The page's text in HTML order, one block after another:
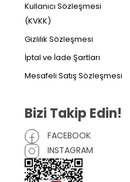
Kullanıcı Sözleşmesi
(KVKK)
Gizlilik Sözleşmesi
İptal ve İade Şartları
Mesafeli Satış Sözleşmesi
Bizi Takip Edin!
FACEBOOK
INSTAGRAM